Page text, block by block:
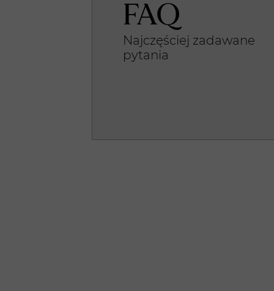
FAQ
Najczęściej zadawane
pytania